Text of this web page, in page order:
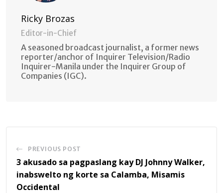
Ricky Brozas
Editor-in-Chief
A seasoned broadcast journalist, a former news
reporter/anchor of Inquirer Television/Radio
Inquirer-Manila under the Inquirer Group of
Companies (IGC).
PREVIOUS POST
3 akusado sa pagpaslang kay DJ Johnny Walker,
inabswelto ng korte sa Calamba, Misamis
Occidental